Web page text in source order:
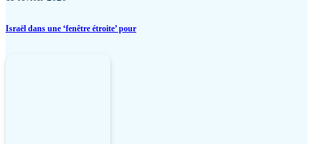
Israël dans une ‘fenêtre étroite’ pour